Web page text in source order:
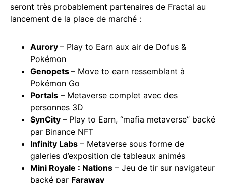
seront très probablement partenaires de Fractal au
lancement de la place de marché :
Aurory – Play to Earn aux air de Dofus &
Pokémon
Genopets – Move to earn ressemblant à
Pokémon Go
Portals – Metaverse complet avec des
personnes 3D
SynCity – Play to Earn, “mafia metaverse” backé
par Binance NFT
Infinity Labs – Metaverse sous forme de
galeries d’exposition de tableaux animés
Mini Royale : Nations – Jeu de tir sur navigateur
backé par Faraway